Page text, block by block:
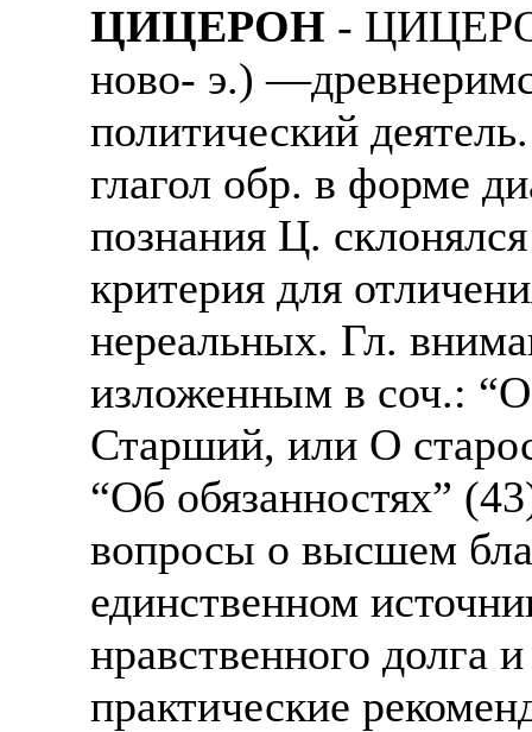
ЦИЦЕРОН -
ново- э.)
политический
глагол обр. в форме
познания Ц.
критерия для
нереальных. Гл.
изложенным в соч.:
Старший, или О
“Об обязанностях”
вопросы о высшем
единственном
нравственного долга
практические